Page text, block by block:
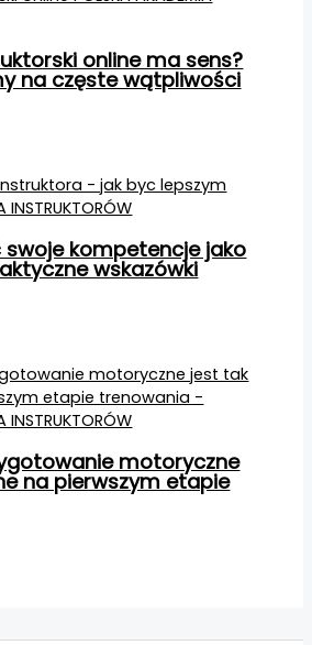
online ma sens?
na częste wątpliwości
kompetencje jako
wskazówki
motoryczne
na pierwszym etapie